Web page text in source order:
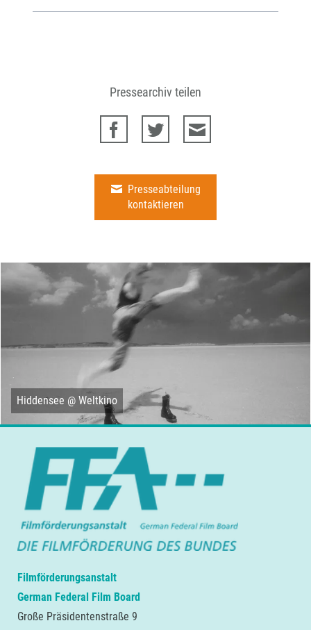
Pressearchiv teilen
Presseabteilung
kontaktieren
Hiddensee @ Weltkino
Filmförderungsanstalt
German Federal Film Board
Große Präsidentenstraße 9